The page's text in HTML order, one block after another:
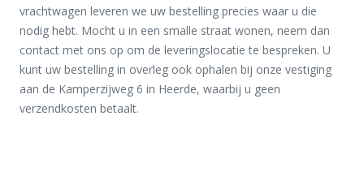
vrachtwagen leveren we uw bestelling precies waar u die
nodig hebt. Mocht u in een smalle straat wonen, neem dan
contact met ons op om de leveringslocatie te bespreken. U
kunt uw bestelling in overleg ook ophalen bij onze vestiging
aan de Kamperzijweg 6 in Heerde, waarbij u geen
verzendkosten betaalt.